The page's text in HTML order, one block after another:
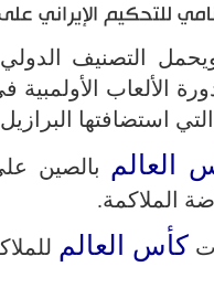
للتحكيم الإيراني على
ويحمل التصنيف
العالم بالصين
الملاكمة.
كأس العالم